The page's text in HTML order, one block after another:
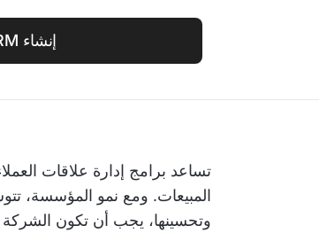
إنشاء CRM مخصص مجاناً
المبيعات. ومع نمو المؤسسة،
وتحسينها، يجب أن تكون الشركة